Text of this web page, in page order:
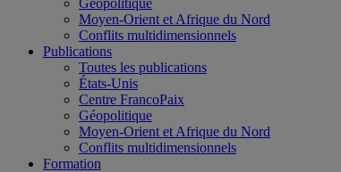
Moyen-Orient et Afrique du Nord
Conflits multidimensionnels
Publications
Toutes les publications
États-Unis
Centre FrancoPaix
Géopolitique
Moyen-Orient et Afrique du Nord
Conflits multidimensionnels
Formation